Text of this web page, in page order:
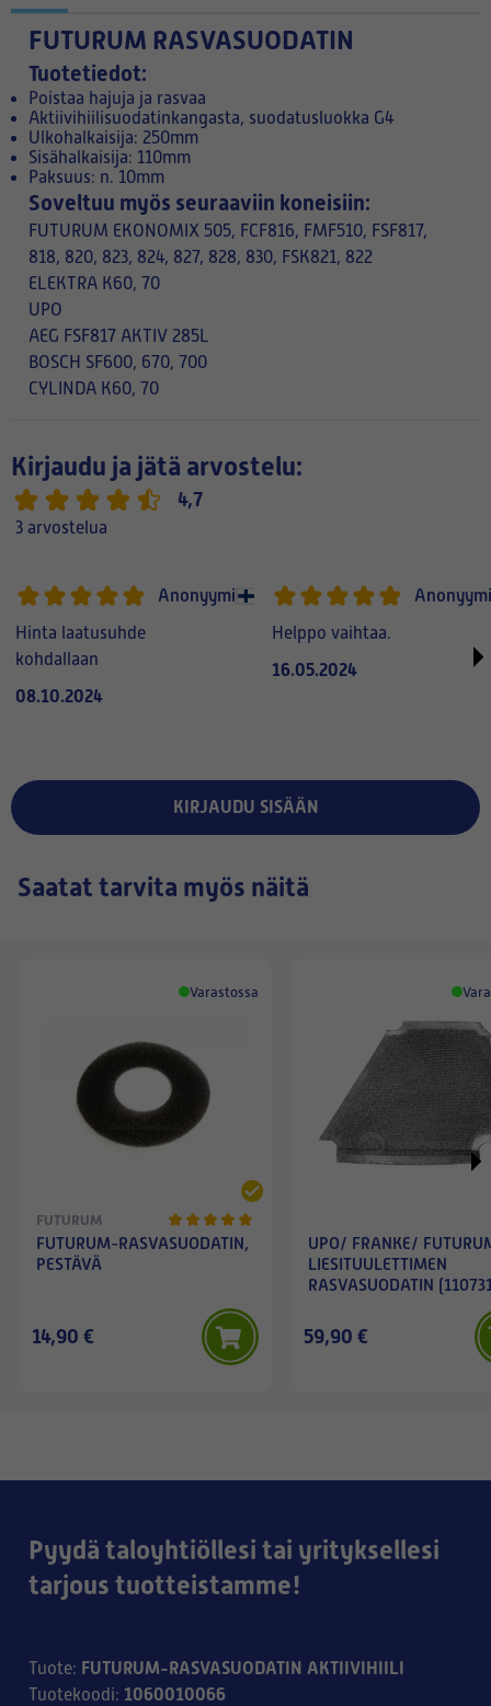
FUTURUM RASVASUODATIN
Tuotetiedot:
Poistaa hajuja ja rasvaa
Aktiivihiilisuodatinkangasta, suodatusluokka G4
Ulkohalkaisija: 250mm
Sisähalkaisija: 110mm
Paksuus: n. 10mm
Soveltuu myös seuraaviin koneisiin:
FUTURUM EKONOMIX 505, FCF816, FMF510, FSF817,
818, 820, 823, 824, 827, 828, 830, FSK821, 822
ELEKTRA K60, 70
UPO
AEG FSF817 AKTIV 285L
BOSCH SF600, 670, 700
CYLINDA K60, 70
Kirjaudu ja jätä arvostelu:
4,7
3 arvostelua
Anonyymi
Hinta laatusuhde
kohdallaan
08.10.2024
Anonyymi
Helppo vaihtaa.
16.05.2024
KIRJAUDU SISÄÄN
Saatat tarvita myös näitä
Varastossa
FUTURUM
FUTURUM-RASVASUODATIN,
PESTÄVÄ
14,90 €
UPO/ FRANKE/
LIESITUULETTIMEN
RASVASUODATIN
59,90 €
Pyydä taloyhtiöllesi tai yrityksellesi
tarjous tuotteistamme!
Tuote: FUTURUM-RASVASUODATIN AKTIIVIHIILI
Tuotekoodi: 1060010066